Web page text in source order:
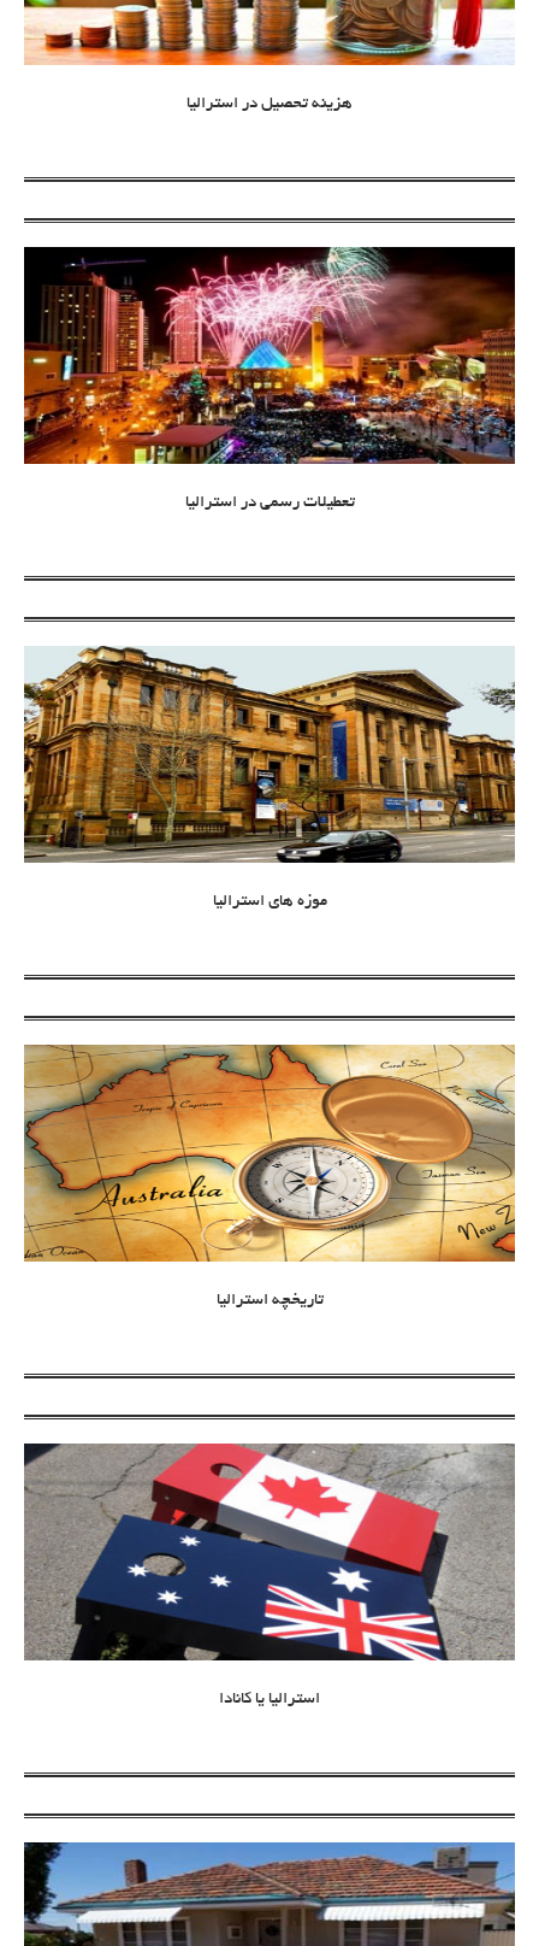
هزینه تحصیل در استرالیا
تعطیلات رسمی در استرالیا
موزه های استرالیا
تاریخچه استرالیا
استرالیا یا کانادا